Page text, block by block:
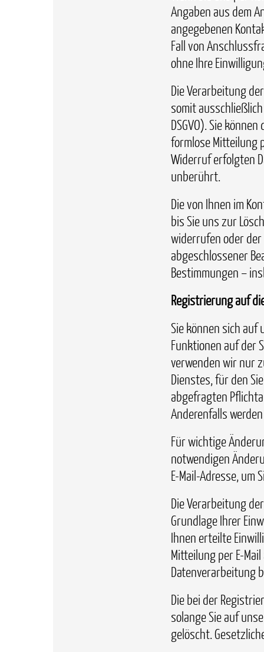
Angaben aus dem
angegebenen
Fall von
ohne Ihre
Die Verarbeitung
somit
DSGVO). Sie
formlose Mitteilung
Widerruf erfolgten
unberührt.
Die von Ihnen im
bis Sie uns zur
widerrufen oder der
abgeschlossener
Bestimmungen –
Registrierung auf
Sie können sich
Funktionen auf der
verwenden wir nur
Dienstes, für den
abgefragten
Anderenfalls
Für wichtige
notwendigen
E-Mail-Adresse, um
Die Verarbeitung
Grundlage Ihrer
Ihnen erteilte
Mitteilung per E-
Datenverarbeitung
Die bei der
solange Sie auf
gelöscht.